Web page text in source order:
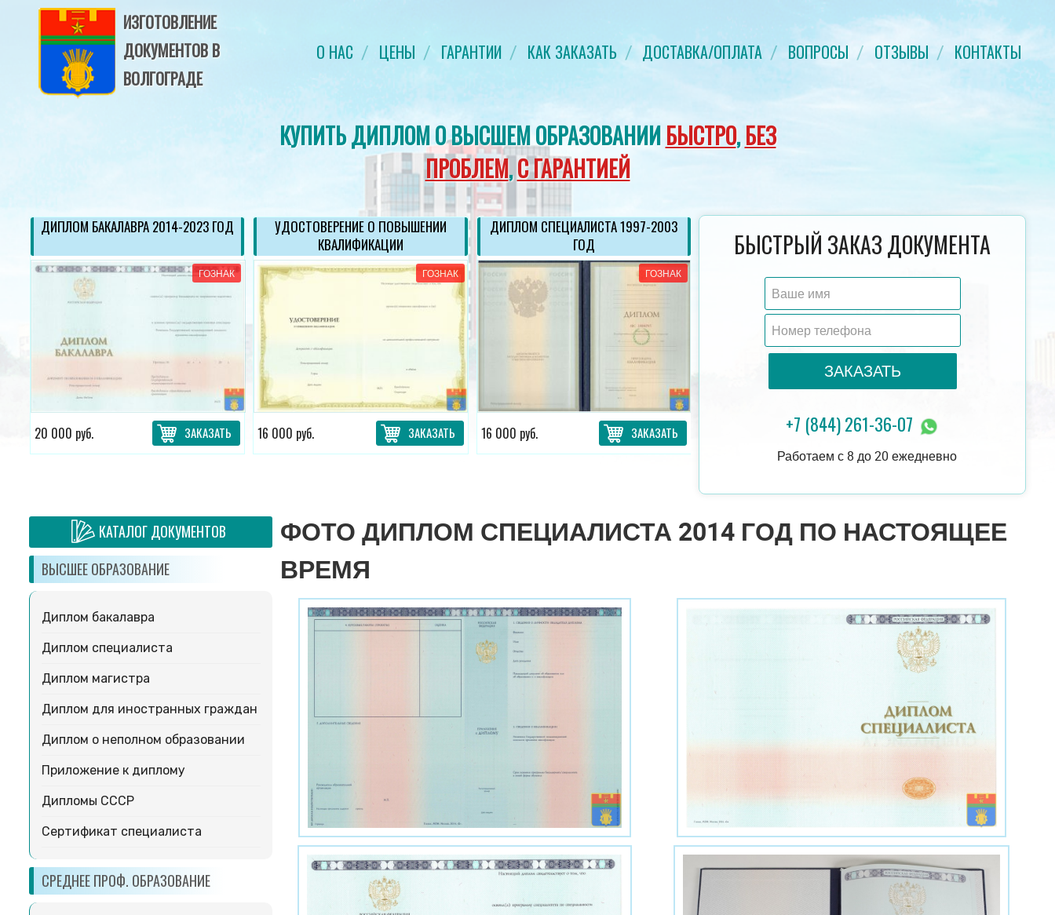
ИЗГОТОВЛЕНИЕ
ДОКУМЕНТОВ В
ВОЛГОГРАДЕ
О НАС ЦЕНЫ ГАРАНТИИ КАК ЗАКАЗАТЬ ДОСТАВКА/ОПЛАТА ВОПРОСЫ ОТЗЫВЫ КОНТАКТЫ
КУПИТЬ ДИПЛОМ О ВЫСШЕМ ОБРАЗОВАНИИБЫСТРО,БЕЗ
ПРОБЛЕМ,С ГАРАНТИЕЙ
ДИПЛОМ БАКАЛАВРА 2014-2023 ГОД
ГОЗНАК
20 000 руб. ЗАКАЗАТЬ
УДОСТОВЕРЕНИЕ О ПОВЫШЕНИИ
КВАЛИФИКАЦИИ
ГОЗНАК
16 000 руб. ЗАКАЗАТЬ
ДИПЛОМ СПЕЦИАЛИСТА 1997-2003
ГОД
ГОЗНАК
16 000 руб. ЗАКАЗАТЬ
ДИПЛОМ СПЕЦИАЛИСТА ДО 1993
ГОДА
ЗАКАЗАТЬ
ДИПЛОМ
2014-2023
18 000 руб.
БЫСТРЫЙ ЗАКАЗ ДОКУМЕНТА
ЗАКАЗАТЬ
+7 (844) 261-36-07
Работаем с 8 до 20 ежедневно
КАТАЛОГ ДОКУМЕНТОВ
ВЫСШЕЕ ОБРАЗОВАНИЕ
Диплом бакалавра
Диплом специалиста
Диплом магистра
Диплом для иностранных граждан
Диплом о неполном образовании
Приложение к диплому
Дипломы СССР
Сертификат специалиста
СРЕДНЕЕ ПРОФ. ОБРАЗОВАНИЕ
ФОТО ДИПЛОМ СПЕЦИАЛИСТА 2014 ГОД ПО НАСТОЯЩЕЕ
ВРЕМЯ